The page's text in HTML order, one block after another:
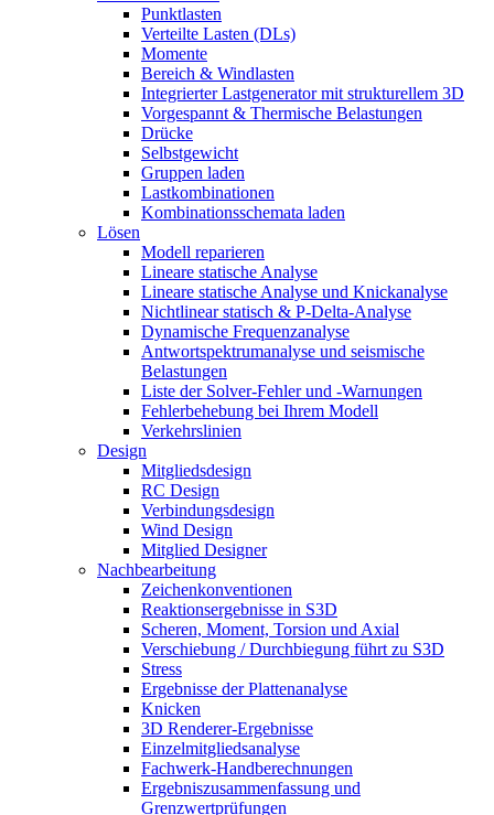
Punktlasten
Verteilte Lasten (DLs)
Momente
Bereich & Windlasten
Integrierter Lastgenerator mit strukturellem 3D
Vorgespannt & Thermische Belastungen
Drücke
Selbstgewicht
Gruppen laden
Lastkombinationen
Kombinationsschemata laden
Lösen
Modell reparieren
Lineare statische Analyse
Lineare statische Analyse und Knickanalyse
Nichtlinear statisch & P-Delta-Analyse
Dynamische Frequenzanalyse
Antwortspektrumanalyse und seismische
Belastungen
Liste der Solver-Fehler und -Warnungen
Fehlerbehebung bei Ihrem Modell
Verkehrslinien
Design
Mitgliedsdesign
RC Design
Verbindungsdesign
Wind Design
Mitglied Designer
Nachbearbeitung
Zeichenkonventionen
Reaktionsergebnisse in S3D
Scheren, Moment, Torsion und Axial
Verschiebung / Durchbiegung führt zu S3D
Stress
Ergebnisse der Plattenanalyse
Knicken
3D Renderer-Ergebnisse
Einzelmitgliedsanalyse
Fachwerk-Handberechnungen
Ergebniszusammenfassung und
Grenzwertprüfungen